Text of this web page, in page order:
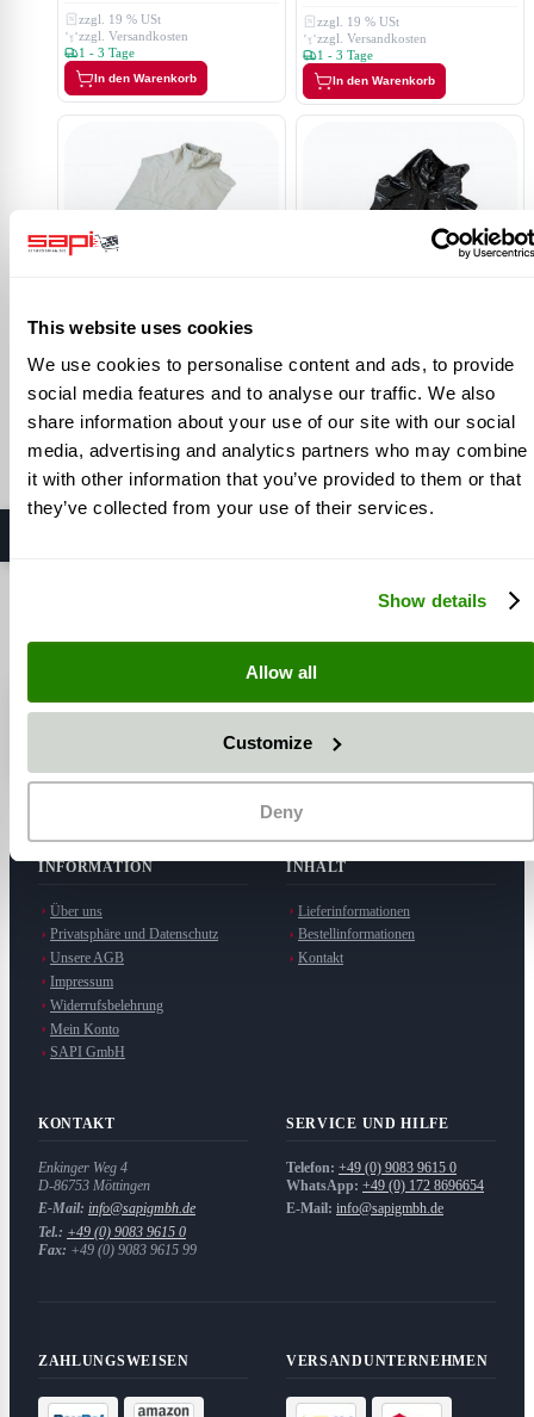
This website uses cookies
We use cookies to personalise content and ads, to provide
social media features and to analyse our traffic. We also
share information about your use of our site with our social
media, advertising and analytics partners who may combine
it with other information that you’ve provided to them or that
they’ve collected from your use of their services.
Show details
Allow all
Customize
Deny
zzgl. 19 % USt
zzgl. Versandkosten
1 - 3 Tage
In den Warenkorb
zzgl. 19 % USt
zzgl. Versandkosten
1 - 3 Tage
In den Warenkorb
Panorama
153,51 €
129,00 €
zzgl. 19 % USt
zzgl. Versandkosten
1 - 3 Tage
In den Warenkorb
Commander / Panorama
101,15 €
85,00 €
zzgl. 19 % USt
zzgl. Versandkosten
In den Warenkorb
Auf Google ansehen
INFORMATION
Über uns
Privatsphäre und Datenschutz
Unsere AGB
Impressum
Widerrufsbelehrung
Mein Konto
SAPI GmbH
INHALT
Lieferinformationen
Bestellinformationen
Kontakt
KONTAKT
Enkinger Weg 4
D-86753 Möttingen
E-Mail: info@sapigmbh.de
Tel.: +49 (0) 9083 9615 0
Fax: +49 (0) 9083 9615 99
SERVICE UND HILFE
Telefon: +49 (0) 9083 9615 0
WhatsApp: +49 (0) 172 8696654
E-Mail: info@sapigmbh.de
ZAHLUNGSWEISEN VERSANDUNTERNEHMEN